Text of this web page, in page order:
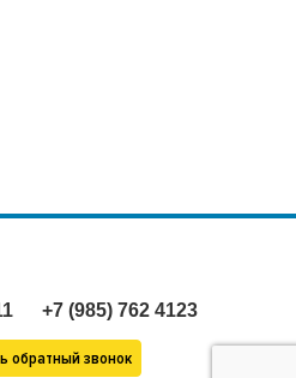
+7 (985) 762 4123
обратный звонок